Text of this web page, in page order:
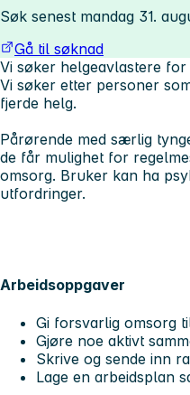
Søk senest mandag 31.
Gå til søknad
Vi søker helgeavlastere
Vi søker etter personer
fjerde helg.
Pårørende med særlig
de får mulighet for
omsorg. Bruker kan ha
utfordringer.
Arbeidsoppgaver
Gi forsvarlig omsorg
Gjøre noe aktivt
Skrive og sende inn
Lage en arbeidsplan